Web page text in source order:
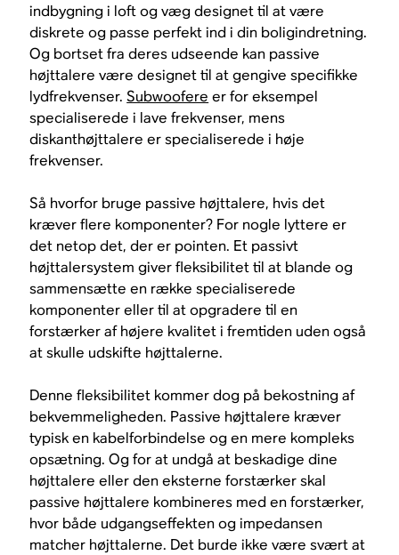
indbygning i loft og væg designet til at være
diskrete og passe perfekt ind i din boligindretning.
Og bortset fra deres udseende kan passive
højttalere være designet til at gengive specifikke
lydfrekvenser.Subwoofere er for eksempel
specialiserede i lave frekvenser, mens
diskanthøjttalere er specialiserede i høje
frekvenser.
Så hvorfor bruge passive højttalere, hvis det
kræver flere komponenter? For nogle lyttere er
det netop det, der er pointen. Et passivt
højttalersystem giver fleksibilitet til at blande og
sammensætte en række specialiserede
komponenter eller til at opgradere til en
forstærker af højere kvalitet i fremtiden uden også
at skulle udskifte højttalerne.
Denne fleksibilitet kommer dog på bekostning af
bekvemmeligheden. Passive højttalere kræver
typisk en kabelforbindelse og en mere kompleks
opsætning. Og for at undgå at beskadige dine
højttalere eller den eksterne forstærker skal
passive højttalere kombineres med en forstærker,
hvor både udgangseffekten og impedansen
matcher højttalerne. Det burde ikke være svært at